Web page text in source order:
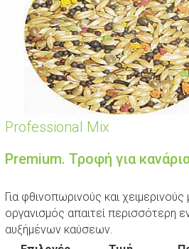
Professional Mix
Premium. Τροφή για
Για φθινοπωρινούς και
οργανισμός απαιτεί περισσότερη
αυξήμένων καύσεων.